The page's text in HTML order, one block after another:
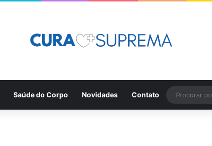
Saúde do Corpo Novidades Contato